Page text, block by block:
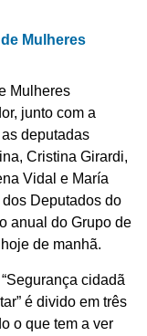
Mulheres
Mulheres
junto com a
deputadas
Cristina Girardi,
Vidal e María
Deputados do
anual do Grupo de
de manhã.
cidadã
é divido em três
o que tem a ver